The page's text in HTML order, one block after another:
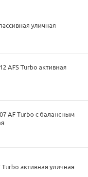
уличная
AFS Turbo активная
AF Turbo с балансным
активная уличная